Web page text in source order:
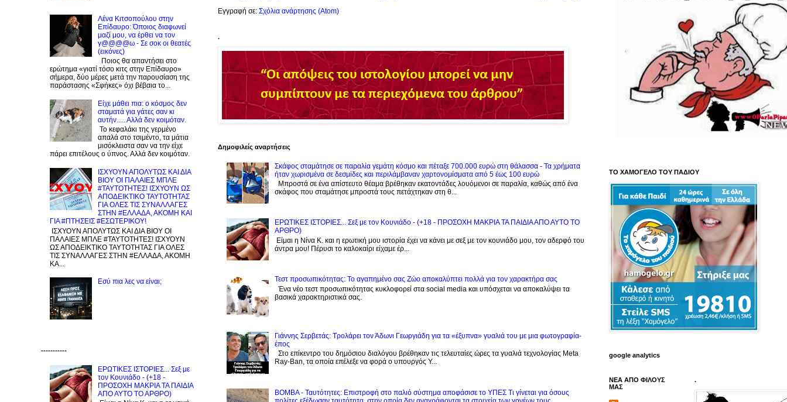
Εγγραφή σε: Σχόλια ανάρτησης (Atom)
.
Δημοφιλείς αναρτήσεις
Σκάφος σταμάτησε σε παραλία γεμάτη κόσμο και πέταξε 700.000 ευρώ στη θάλασσα - Τα χρήματα
ήταν χωρισμένα σε δεσμίδες και περιλάμβαναν χαρτονομίσματα από 5 έως 100 ευρώ
Μπροστά σε ένα απίστευτο θέαμα βρέθηκαν εκατοντάδες λουόμενοι σε παραλία, καθώς από ένα
σκάφος που σταμάτησε μπροστά τους πετάχτηκαν στη θ...
ΕΡΩΤΙΚΕΣ ΙΣΤΟΡΙΕΣ... Σεξ με τον Kουνιάδο - (+18 - ΠΡΟΣΟΧΗ ΜΑΚΡΙΑ ΤΑ ΠΑΙΔΙΑ ΑΠΟ ΑΥΤΟ ΤΟ
ΑΡΘΡΟ)
Είμαι η Νίνα Κ. και η ερωτική μου ιστορία έχει να κάνει με σεξ με τον κουνιάδο μου, τον αδερφό του
άντρα μου! Πέρυσι το καλοκαίρι είχαμε έρ...
Τεστ προσωπικότητας: Το αγαπημένο σας Zώο αποκαλύπτει πολλά για τον χαρακτήρα σας
Ένα νέο τεστ προσωπικότητας κυκλοφορεί στα social media και υπόσχεται να αποκαλύψει τα
βασικά χαρακτηριστικά σας.
Γιάννης Σερβετάς: Τρολάρει τον Άδωνι Γεωργιάδη για τα «έξυπνα» γυαλιά του με μια φωτογραφία-
έπος
Στο επίκεντρο του δημόσιου διαλόγου βρέθηκαν τις τελευταίες ώρες τα γυαλιά τεχνολογίας Meta
Ray-Ban, τα οποία επέλεξε να φορά ο υπουργός Υ...
BOMBA - Ταυτότητες: Eπιστροφή στο παλιό σύστημα αποφάσισε το ΥΠΕΣ Τι γίνεται για όσους
Λένα Κιτσοπούλου στην
Επίδαυρο: Όποιος διαφωνεί
μαζί μου, να έρθει να τον
γ@@@@ω - Σε σοκ οι θεατές
(εικόνες)
Ποιος θα απαντήσει στο
ερώτημα «γιατί τόσο κιτς στην Επίδαυρο»
σήμερα, δύο μέρες μετά την παρουσίαση της
παράστασης «Σφήκες» όχι βέβαια το...
Είχε μάθει πια: ο κόσμος δεν
σταματά για γάτες σαν κι
αυτήν..... Αλλά δεν κοιμόταν.
Το κεφαλάκι της γερμένο
απαλά στο τσιμέντο, τα μάτια
μισόκλειστα σαν να την είχε
πάρει επιτέλους ο ύπνος. Αλλά δεν κοιμόταν.
ΙΣΧΥΟΥΝ ΑΠΟΛΥΤΩΣ ΚΑΙ ΔΙΑ
ΒΙΟΥ ΟΙ ΠΑΛΑΙΕΣ ΜΠΛΕ
#ΤΑΥΤΟΤΗΤΕΣ! ΙΣΧΥΟΥΝ ΩΣ
ΑΠΟΔΕΙΚΤΙΚΟ ΤΑΥΤΟΤΗΤΑΣ
ΓΙΑ ΟΛΕΣ ΤΙΣ ΣΥΝΑΛΛΑΓΕΣ
ΣΤΗΝ #ΕΛΛΑΔΑ, ΑΚΟΜΗ ΚΑΙ
ΓΙΑ #ΠΤΗΣΕΙΣ #ΕΣΩΤΕΡΙΚΟΥ!
ΙΣΧΥΟΥΝ ΑΠΟΛΥΤΩΣ ΚΑΙ ΔΙΑ ΒΙΟΥ ΟΙ
ΠΑΛΑΙΕΣ ΜΠΛΕ #ΤΑΥΤΟΤΗΤΕΣ! ΙΣΧΥΟΥΝ
ΩΣ ΑΠΟΔΕΙΚΤΙΚΟ ΤΑΥΤΟΤΗΤΑΣ ΓΙΑ ΟΛΕΣ
ΤΙΣ ΣΥΝΑΛΛΑΓΕΣ ΣΤΗΝ #ΕΛΛΑΔΑ, ΑΚΟΜΗ
ΚΑ...
Εσύ πια λες να είναι;
-----------
ΕΡΩΤΙΚΕΣ ΙΣΤΟΡΙΕΣ... Σεξ με
τον Kουνιάδο - (+18 -
ΠΡΟΣΟΧΗ ΜΑΚΡΙΑ ΤΑ ΠΑΙΔΙΑ
ΑΠΟ ΑΥΤΟ ΤΟ ΑΡΘΡΟ)
ΤΟ ΧΑΜΟΓΕΛΟ ΤΟΥ ΠΑΔΙΟΥ
google analytics
ΝΕΑ ΑΠΟ ΦΙΛΟΥΣ
ΜΑΣ
.